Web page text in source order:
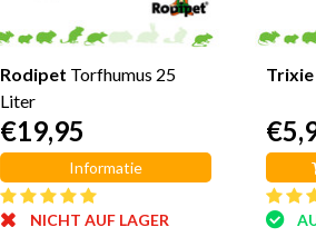
Rodipet Torfhumus 25
Liter
€19,95
Informatie
NICHT AUF LAGER
Trixie